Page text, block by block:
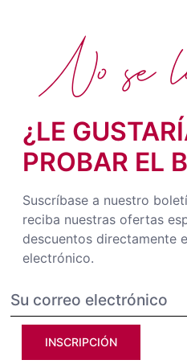
¿LE
PROBAR EL
Suscríbase a nuestro
reciba nuestras ofertas
descuentos directamente
electrónico.
INSCRIPCIÓN
No se